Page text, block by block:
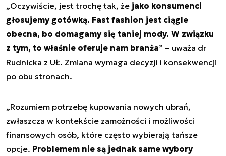
„Oczywiście, jest trochę tak, że jako konsumenci
głosujemy gotówką. Fast fashion jest ciągle
obecna, bo domagamy się taniej mody. W związku
z tym, to właśnie oferuje nam branża” – uważa dr
Rudnicka z UŁ. Zmiana wymaga decyzji i konsekwencji
po obu stronach.
„Rozumiem potrzebę kupowania nowych ubrań,
zwłaszcza w kontekście zamożności i możliwości
finansowych osób, które często wybierają tańsze
opcje. Problemem nie są jednak same wybory